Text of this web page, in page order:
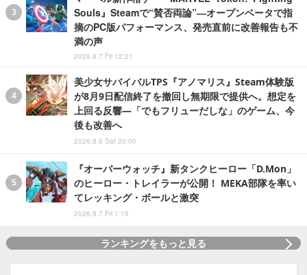
Souls』Steamで“賛否両論”―オープンベータで指
摘のPC版パフォーマンス、発売直前に改善報告も不
満の声
2026.8.7 Fri 12:21
美少女サバイバルTPS『アノマリス』Steam体験版
が8月9日配信終了を撤回し無期限で提供へ。想定を
上回る反響―「でもフリューだしな」のゲーム、今
後も改善へ
2026.8.8 Sat 20:00
『オーバーウォッチ』新タンクヒーロー「D.Mon」
のヒーロー・トレイラーが公開！ MEKA部隊を率い
てレッキング・ボールと激突
2026.8.7 Fri 1:15
ランキングをもっと見る